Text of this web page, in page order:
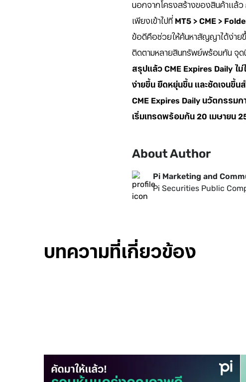
นอกจากโครงสร้างของสินค้าแล้
เพียงเข้าไปที่ MT5 > CME >
ข้อดีคือช่วยให้ค้นหาสัญญาได้ง่ายขึ้
ติดตามหลายสินทรัพย์พร้อมกัน จุด
สรุปแล้ว CME Expires Daily ไ
ง่ายขึ้น ยืดหยุ่นขึ้น และชัดเจนขึ้น
CME Expires Daily นวัตกรรมก
เริ่มเทรดพร้อมกัน 20 เมษายน
About Author
Pi Marketing and
Pi Securities Public
บทความที่เกี่ยวข้อง